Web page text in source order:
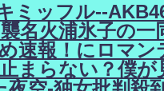
ミッフル--
襲名火浦氷子の一
速報！にロマン
まらない？僕が